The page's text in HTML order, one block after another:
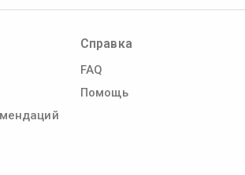
Справка
FAQ
Помощь